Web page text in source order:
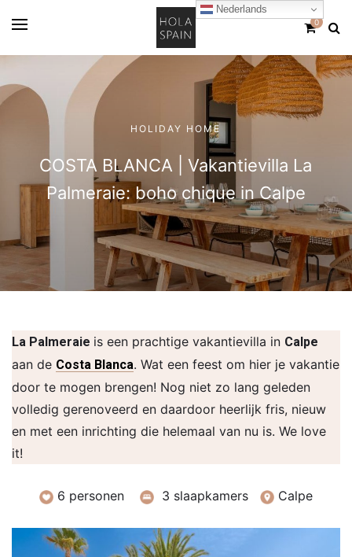
0
HOLIDAY HOME
COSTA BLANCA | Vakantievilla La
Palmeraie: boho chique in Calpe
La Palmeraie is een prachtige vakantievilla in Calpe
aan de Costa Blanca. Wat een feest om hier je vakantie
door te mogen brengen! Nog niet zo lang geleden
volledig gerenoveerd en daardoor heerlijk fris, nieuw
en met een inrichting die helemaal van nu is. We love
it!
6 personen 3 slaapkamers Calpe
Nederlands